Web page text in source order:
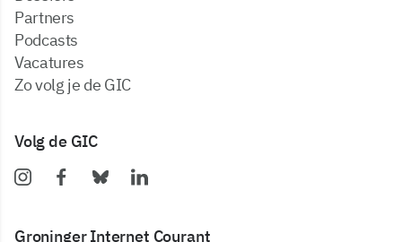
partners
podcasts
vacatures
zo volg je de GIC
Volg de GIC
Groninger Internet Courant